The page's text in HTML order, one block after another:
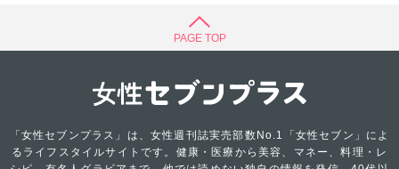
PAGE TOP
「女性セブンプラス」は、女性週刊誌実売部数No.1「女性セブン」によ
るライフスタイルサイトです。健康・医療から美容、マネー、料理・レ